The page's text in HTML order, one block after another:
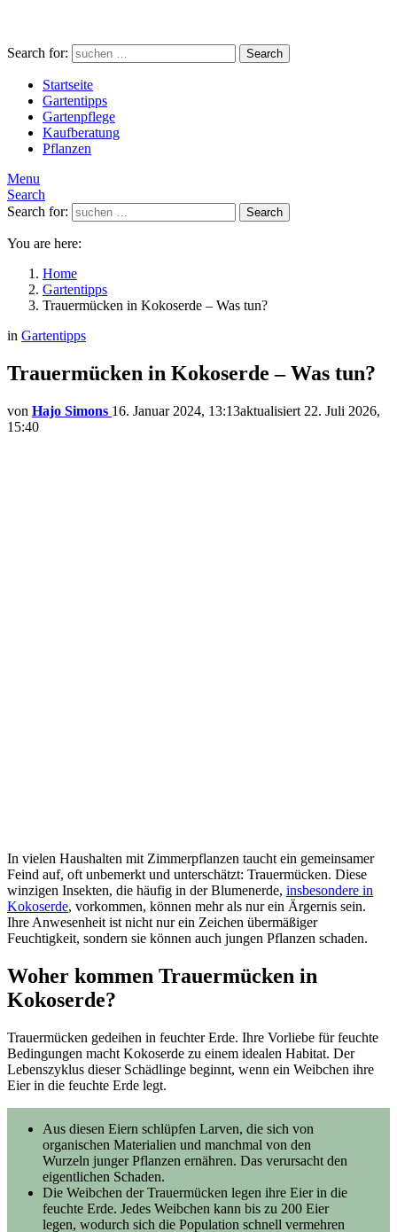
Search for: Search
Startseite
Gartentipps
Gartenpflege
Kaufberatung
Pflanzen
Menu
Search
Search for:
Search
You are here:
Home
Gartentipps
Trauermücken in Kokoserde – Was tun?
in Gartentipps
Trauermücken in Kokoserde – Was tun?
von Hajo Simons 16. Januar 2024, 13:13aktualisiert 22. Juli 2026,
15:40
In vielen Haushalten mit Zimmerpflanzen taucht ein gemeinsamer
Feind auf, oft unbemerkt und unterschätzt: Trauermücken. Diese
winzigen Insekten, die häufig in der Blumenerde, insbesondere in
Kokoserde, vorkommen, können mehr als nur ein Ärgernis sein.
Ihre Anwesenheit ist nicht nur ein Zeichen übermäßiger
Feuchtigkeit, sondern sie können auch jungen Pflanzen schaden.
Woher kommen Trauermücken in
Kokoserde?
Trauermücken gedeihen in feuchter Erde. Ihre Vorliebe für feuchte
Bedingungen macht Kokoserde zu einem idealen Habitat. Der
Lebenszyklus dieser Schädlinge beginnt, wenn ein Weibchen ihre
Eier in die feuchte Erde legt.
Aus diesen Eiern schlüpfen Larven, die sich von
organischen Materialien und manchmal von den
Wurzeln junger Pflanzen ernähren. Das verursacht den
eigentlichen Schaden.
Die Weibchen der Trauermücken legen ihre Eier in die
feuchte Erde. Jedes Weibchen kann bis zu 200 Eier
legen, wodurch sich die Population schnell vermehren